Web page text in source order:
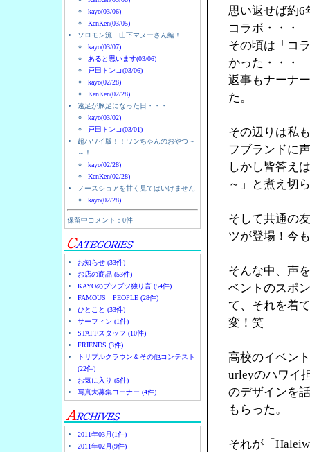
kayo(03/06)
KenKen(03/05)
ソロモン流 山下マヌーさん編！
kayo(03/07)
あると思います(03/06)
戸田トンコ(03/06)
kayo(02/28)
KenKen(02/28)
遠足が豚足になった日・・・
kayo(03/02)
戸田トンコ(03/01)
超ハワイ版！！ワンちゃんのおやつ～
～！
kayo(02/28)
KenKen(02/28)
ノースショアを甘く見てはいけません
kayo(02/28)
保留中コメント：0件
お知らせ (33件)
お店の商品 (53件)
KAYOのブツブツ独り言 (54件)
FAMOUS PEOPLE (28件)
ひとこと (33件)
サーフィン (1件)
STAFFスタッフ (10件)
FRIENDS (3件)
トリプルクラウン＆その他コンテスト
(22件)
お気に入り (5件)
写真大募集コーナー (4件)
2011年03月(1件)
2011年02月(9件)
思い返せば約6
コラボ・・・
その頃は「コ
かった・・・
返事もナーナ
た。
その辺りは私
フブランドに
しかし皆答え
～」と煮え切
そして共通の
ツが登場！今
そんな中、声
ベントのスポ
て、それを着
変！笑
高校のイベン
urleyのハワイ
のデザインを
もらった。
それが「